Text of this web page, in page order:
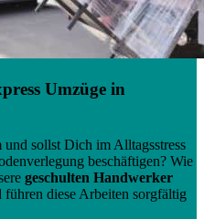
Umzüge in
sollst Dich im Alltagsstress
beschäftigen? Wie
geschulten Handwerker
diese Arbeiten sorgfältig